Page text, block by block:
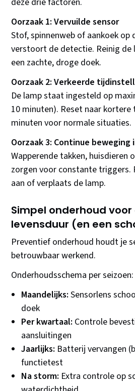
Oorzaak 1: Vervuilde sensor
Stof, spinnenweb of aankoek op
verstoort de detectie. Reinig
een zachte, droge doek.
Oorzaak 2: Verkeerde
De lamp staat ingesteld op
10 minuten). Reset naar kortere
minuten voor normale situaties.
Oorzaak 3: Continue
Wapperende takken, huisdieren
zorgen voor constante triggers.
aan of verplaats de lamp.
Simpel onderhoud
levensduur (en een
Preventief onderhoud houdt je
betrouwbaar werkend.
Onderhoudsschema per seizoen:
Maandelijks: Sensorlens
doek
Per kwartaal: Controle
aansluitingen
Jaarlijks: Batterij vervangen
functietest
Na storm: Extra controle op